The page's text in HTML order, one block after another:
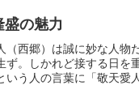
盛の魅力
（西郷）は誠に妙な人
ず。しかれど接する日を
いう人の言葉に「敬天愛